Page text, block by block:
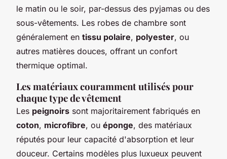
le matin ou le soir, par-dessus des pyjamas ou des
sous-vêtements. Les robes de chambre sont
généralement en tissu polaire, polyester, ou
autres matières douces, offrant un confort
thermique optimal.
Les matériaux couramment utilisés pour
chaque type de vêtement
Les peignoirs sont majoritairement fabriqués en
coton, microfibre, ou éponge, des matériaux
réputés pour leur capacité d'absorption et leur
douceur. Certains modèles plus luxueux peuvent